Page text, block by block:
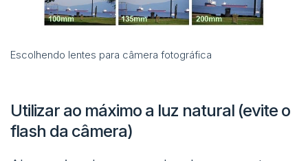
Escolhendo lentes para câmera fotográfica
Utilizar ao máximo a luz natural (evite o
flash da câmera)